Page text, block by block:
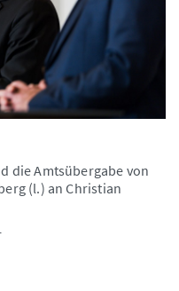
die Amtsübergabe von
(l.) an Christian